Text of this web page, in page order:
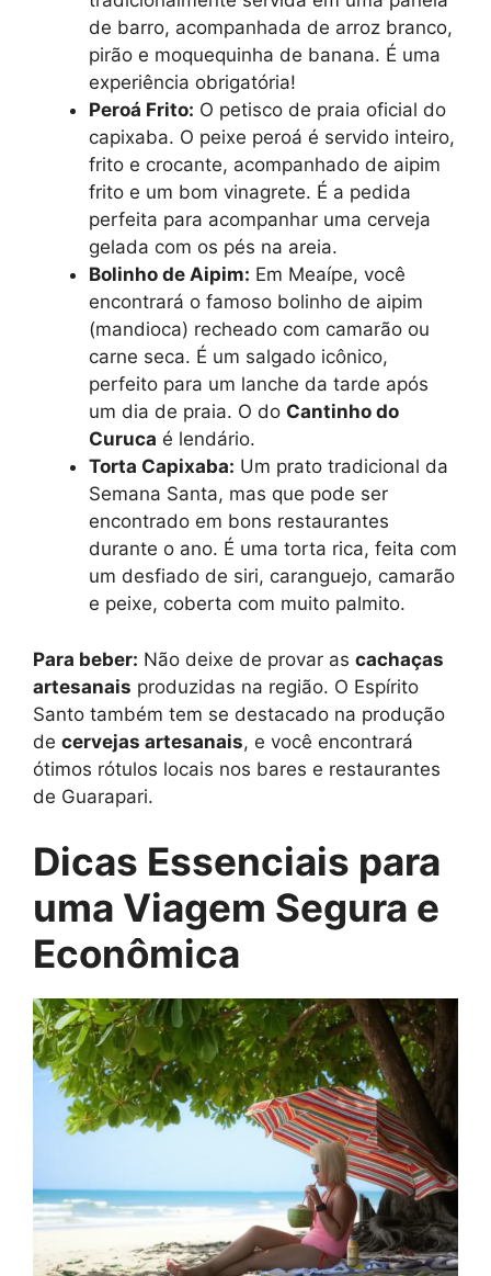
de barro, acompanhada de arroz branco,
pirão e moquequinha de banana. É uma
experiência obrigatória!
Peroá Frito: O petisco de praia oficial do
capixaba. O peixe peroá é servido inteiro,
frito e crocante, acompanhado de aipim
frito e um bom vinagrete. É a pedida
perfeita para acompanhar uma cerveja
gelada com os pés na areia.
Bolinho de Aipim: Em Meaípe, você
encontrará o famoso bolinho de aipim
(mandioca) recheado com camarão ou
carne seca. É um salgado icônico,
perfeito para um lanche da tarde após
um dia de praia. O do Cantinho do
Curuca é lendário.
Torta Capixaba: Um prato tradicional da
Semana Santa, mas que pode ser
encontrado em bons restaurantes
durante o ano. É uma torta rica, feita com
um desfiado de siri, caranguejo, camarão
e peixe, coberta com muito palmito.
Para beber: Não deixe de provar as cachaças
artesanais produzidas na região. O Espírito
Santo também tem se destacado na produção
de cervejas artesanais, e você encontrará
ótimos rótulos locais nos bares e restaurantes
de Guarapari.
Dicas Essenciais para
uma Viagem Segura e
Econômica